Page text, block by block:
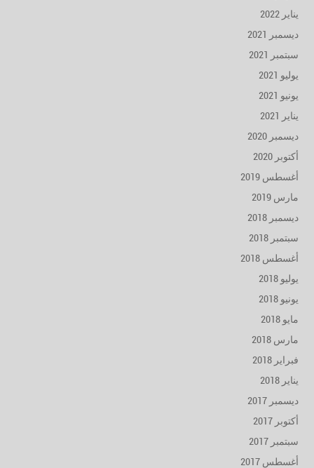
يناير 2022
ديسمبر 2021
سبتمبر 2021
يوليو 2021
يونيو 2021
يناير 2021
ديسمبر 2020
أكتوبر 2020
أغسطس 2019
مارس 2019
ديسمبر 2018
سبتمبر 2018
أغسطس 2018
يوليو 2018
يونيو 2018
مايو 2018
مارس 2018
فبراير 2018
يناير 2018
ديسمبر 2017
أكتوبر 2017
سبتمبر 2017
أغسطس 2017